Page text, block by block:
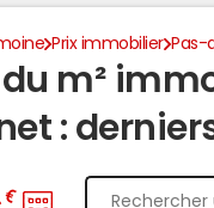
Prix immobilier Pas-
du m²
: